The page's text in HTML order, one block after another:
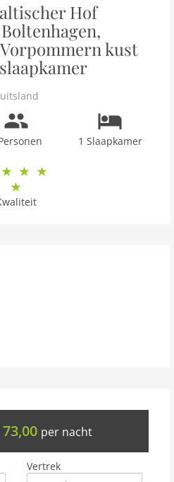
Hof
kust
1 Slaapkamer
73,00 per nacht
Vertrek